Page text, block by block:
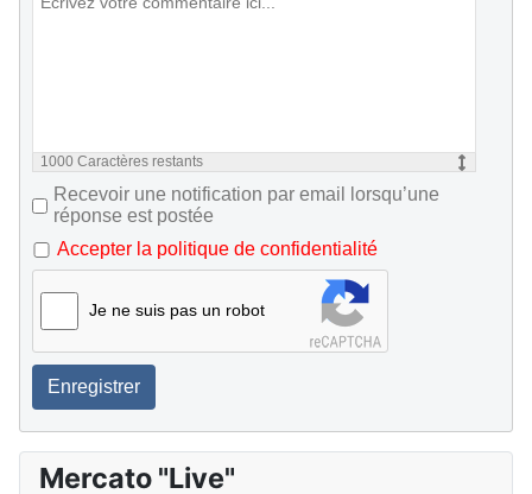
1000 Caractères restants
Recevoir une notification par email lorsqu’une
réponse est postée
Accepter la politique de confidentialité
Je ne suis pas un robot
Enregistrer
Mercato "Live"